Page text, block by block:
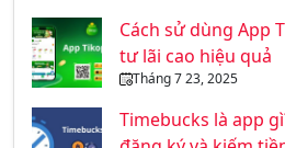
Cách sử dùng App
tư lãi cao hiệu quả
Tháng 7 23, 2025
Timebucks là app